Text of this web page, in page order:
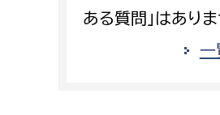
監査事務局
ある質問」はあり
一